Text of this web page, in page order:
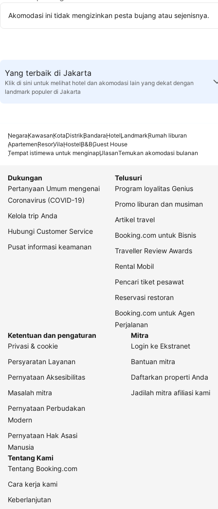
Akomodasi ini tidak mengizinkan pesta bujang atau sejenisnya.
Yang terbaik di Jakarta
Klik di sini untuk melihat hotel dan akomodasi lain yang dekat dengan
landmark populer di Jakarta
NegaraKawasanKotaDistrikBandaraHotelLandmarkRumah liburan
ApartemenResorVilaHostelB&BGuest House
Tempat istimewa untuk menginapUlasanTemukan akomodasi bulanan
Dukungan
Pertanyaan Umum mengenai
Coronavirus (COVID-19)
Kelola trip Anda
Hubungi Customer Service
Pusat informasi keamanan
Telusuri
Program loyalitas Genius
Promo liburan dan musiman
Artikel travel
Booking.com untuk Bisnis
Traveller Review Awards
Rental Mobil
Pencari tiket pesawat
Reservasi restoran
Booking.com untuk Agen
Perjalanan
Ketentuan dan pengaturan
Privasi & cookie
Persyaratan Layanan
Pernyataan Aksesibilitas
Masalah mitra
Pernyataan Perbudakan
Modern
Pernyataan Hak Asasi
Manusia
Mitra
Login ke Ekstranet
Bantuan mitra
Daftarkan properti Anda
Jadilah mitra afiliasi kami
Tentang Kami
Tentang Booking.com
Cara kerja kami
Keberlanjutan